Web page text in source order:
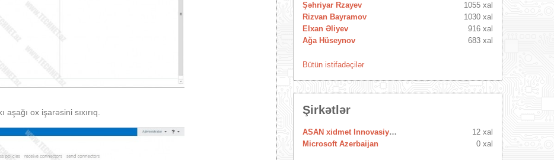
aşağı ox işarəsini sıxırıq.
Şəhriyar Rzayev
1055 xal
Rizvan Bayramov
1030 xal
Elxan Əliyev
916 xal
Ağa Hüseynov
683 xal
Bütün istifadəçilər
Şirkətlər
ASAN xidmet Innovasiya Mərkəzi
12 xal
Microsoft Azerbaijan
0 xal